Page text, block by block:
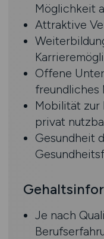
Möglichkeit
Attraktive
Offene
freundliches
Mobilität zur
privat
Gesundheit
Je nach